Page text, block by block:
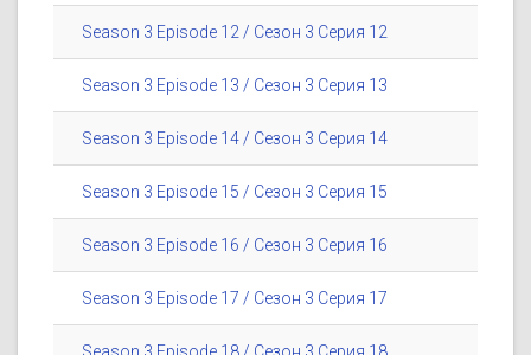
Season 3 Episode 12 / Сезон 3 Серия 12
Season 3 Episode 13 / Сезон 3 Серия 13
Season 3 Episode 14 / Сезон 3 Серия 14
Season 3 Episode 15 / Сезон 3 Серия 15
Season 3 Episode 16 / Сезон 3 Серия 16
Season 3 Episode 17 / Сезон 3 Серия 17